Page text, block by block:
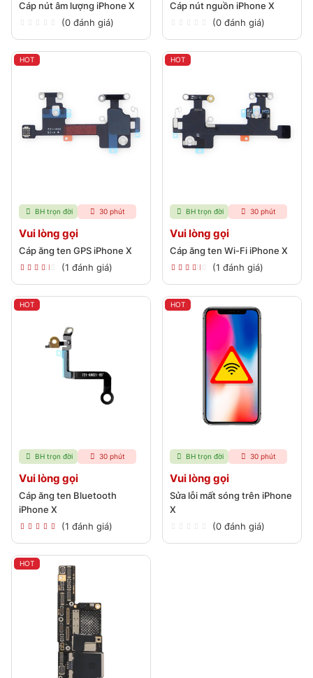
Cáp nút âm lượng iPhone X
(0 đánh giá)
Cáp nút nguồn iPhone X
(0 đánh giá)
HOT
BH trọn đời 30 phút
Vui lòng gọi
Cáp ăng ten GPS iPhone X
(1 đánh giá)
HOT
BH trọn đời 30 phút
Vui lòng gọi
Cáp ăng ten Wi-Fi iPhone X
(1 đánh giá)
HOT
BH trọn đời 30 phút
Vui lòng gọi
Cáp ăng ten Bluetooth
iPhone X
(1 đánh giá)
HOT
BH trọn đời 30 phút
Vui lòng gọi
Sửa lỗi mất sóng trên iPhone
X
(0 đánh giá)
HOT